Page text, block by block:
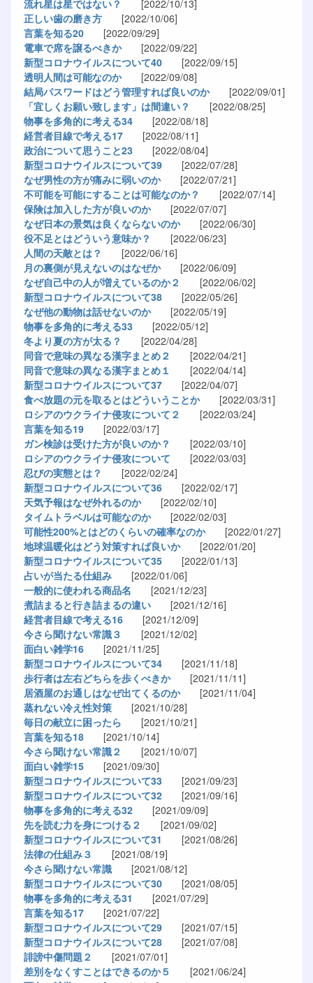
流れ星は星ではない？
[2022/10/13]
正しい歯の磨き方[2022/10/06]
言葉を知る20[2022/09/29]
電車で席を譲るべきか[2022/09/22]
新型コロナウイルスについて40[2022/09/15]
透明人間は可能なのか[2022/09/08]
結局パスワードはどう管理すれば良いのか[2022/09/01]
「宜しくお願い致します」は間違い？
[2022/08/25]
物事を多角的に考える34[2022/08/18]
経営者目線で考える17[2022/08/11]
政治について思うこと23[2022/08/04]
新型コロナウイルスについて39[2022/07/28]
なぜ男性の方が痛みに弱いのか[2022/07/21]
不可能を可能にすることは可能なのか？
[2022/07/14]
保険は加入した方が良いのか[2022/07/07]
なぜ日本の景気は良くならないのか[2022/06/30]
役不足とはどういう意味か？
[2022/06/23]
人間の天敵とは？
[2022/06/16]
月の裏側が見えないのはなぜか[2022/06/09]
なぜ自己中の人が増えているのか２
[2022/06/02]
新型コロナウイルスについて38[2022/05/26]
なぜ他の動物は話せないのか[2022/05/19]
物事を多角的に考える33[2022/05/12]
冬より夏の方が太る？
[2022/04/28]
同音で意味の異なる漢字まとめ２
[2022/04/21]
同音で意味の異なる漢字まとめ１
[2022/04/14]
新型コロナウイルスについて37[2022/04/07]
食べ放題の元を取るとはどういうことか[2022/03/31]
ロシアのウクライナ侵攻について２
[2022/03/24]
言葉を知る19[2022/03/17]
ガン検診は受けた方が良いのか？
[2022/03/10]
ロシアのウクライナ侵攻について [2022/03/03]
忍びの実態とは？
[2022/02/24]
新型コロナウイルスについて36[2022/02/17]
天気予報はなぜ外れるのか[2022/02/10]
タイムトラベルは可能なのか[2022/02/03]
可能性200%とはどのくらいの確率なのか[2022/01/27]
地球温暖化はどう対策すれば良いか[2022/01/20]
新型コロナウイルスについて35[2022/01/13]
占いが当たる仕組み[2022/01/06]
一般的に使われる商品名 [2021/12/23]
煮詰まると行き詰まるの違い[2021/12/16]
経営者目線で考える16[2021/12/09]
今さら聞けない常識３ [2021/12/02]
面白い雑学16[2021/11/25]
新型コロナウイルスについて34[2021/11/18]
歩行者は左右どちらを歩くべきか[2021/11/11]
居酒屋のお通しはなぜ出てくるのか[2021/11/04]
蒸れない冷え性対策[2021/10/28]
毎日の献立に困ったら [2021/10/21]
言葉を知る18[2021/10/14]
今さら聞けない常識２
[2021/10/07]
面白い雑学15[2021/09/30]
新型コロナウイルスについて33[2021/09/23]
新型コロナウイルスについて32[2021/09/16]
物事を多角的に考える32[2021/09/09]
先を読む力を身につける２
[2021/09/02]
新型コロナウイルスについて31 [2021/08/26]
法律の仕組み３ [2021/08/19]
今さら聞けない常識[2021/08/12]
新型コロナウイルスについて30[2021/08/05]
物事を多角的に考える31 [2021/07/29]
言葉を知る17[2021/07/22]
新型コロナウイルスについて29[2021/07/15]
新型コロナウイルスについて28[2021/07/08]
誹謗中傷問題２
[2021/07/01]
差別をなくすことはできるのか５
[2021/06/24]